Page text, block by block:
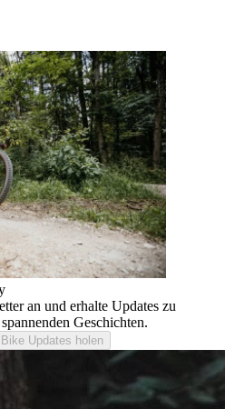
an und erhalte Updates zu
Geschichten.
Bike Updates holen